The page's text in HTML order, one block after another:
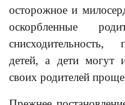
осторожное и
оскорбленные
детей, а дети могут
своих родителей